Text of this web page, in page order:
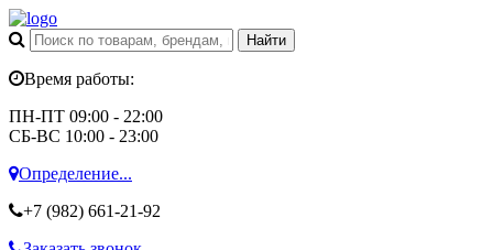
Время работы:
ПН-ПТ 09:00 - 22:00
СБ-ВС 10:00 - 23:00
Определение...
+7 (982) 661-21-92